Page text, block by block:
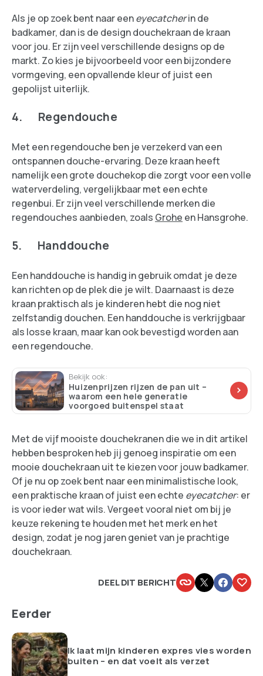
Als je op zoek bent naar eeneyecatcherin de
badkamer, dan is de design douchekraan de kraan
voor jou. Er zijn veel verschillende designs op de
markt. Zo kies je bijvoorbeeld voor een bijzondere
vormgeving, een opvallende kleur of juist een
gepolijst uiterlijk.
4. Regendouche
Met een regendouche ben je verzekerd van een
ontspannen douche-ervaring. Deze kraan heeft
namelijk een grote douchekop die zorgt voor een volle
waterverdeling, vergelijkbaar met een echte
regenbui. Er zijn veel verschillende merken die
regendouches aanbieden, zoals Grohe en Hansgrohe.
5. Handdouche
Een handdouche is handig in gebruik omdat je deze
kan richten op de plek die je wilt. Daarnaast is deze
kraan praktisch als je kinderen hebt die nog niet
zelfstandig douchen. Een handdouche is verkrijgbaar
als losse kraan, maar kan ook bevestigd worden aan
een regendouche.
Bekijk ook:
Huizenprijzen rijzen de pan uit –
waarom een hele generatie
voorgoed buitenspel staat
Met de vijf mooiste douchekranen die we in dit artikel
hebben besproken heb jij genoeg inspiratie om een
mooie douchekraan uit te kiezen voor jouw badkamer.
Of je nu op zoek bent naar een minimalistische look,
een praktische kraan of juist een echte eyecatcher: er
is voor ieder wat wils. Vergeet vooral niet om bij je
keuze rekening te houden met het merk en het
design, zodat je nog jaren geniet van je prachtige
douchekraan.
DEEL DIT BERICHT
Eerder
Ik laat mijn kinderen expres vies worden
buiten – en dat voelt als verzet